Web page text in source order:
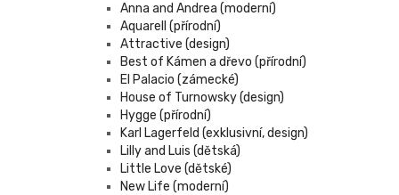
Anna and Andrea (moderní)
Aquarell (přírodní)
Attractive (design)
Best of Kámen a dřevo (přírodní)
El Palacio (zámecké)
House of Turnowsky (design)
Hygge (přírodní)
Karl Lagerfeld (exklusivní, design)
Lilly and Luis (dětská)
Little Love (dětské)
New Life (moderní)